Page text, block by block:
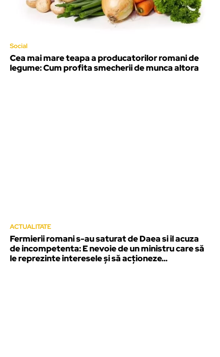
Social
Cea mai mare teapa a producatorilor romani de
legume: Cum profita smecherii de munca altora
ACTUALITATE
Fermierii romani s-au saturat de Daea si il acuza
de incompetenta: E nevoie de un ministru care să
le reprezinte interesele și să acționeze...